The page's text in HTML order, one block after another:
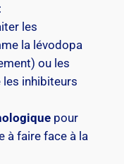
les
la lévodopa
ou les
inhibiteurs
pour
à faire face à la